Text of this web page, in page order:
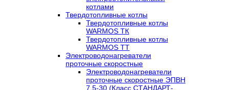
котлами
Твердотопливные котлы
Твердотопливные котлы
WARMOS TК
Твердотопливные котлы
WARMOS TT
Электроводонагреватели
проточные скоростные
Электроводонагреватели
проточные скоростные ЭПВН
7,5-30 (Класс СТАНДАРТ-